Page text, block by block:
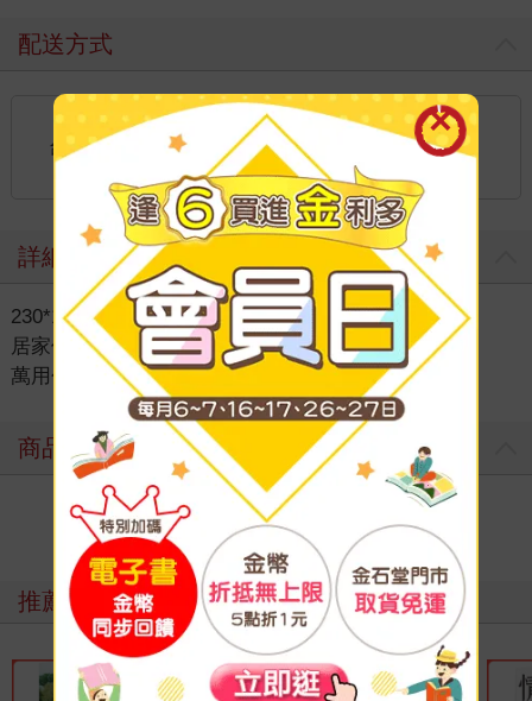
配送方式
台灣
國內宅配：本島、離島
到店取貨：
不限金額免運費
詳細資料
230*125*25mm
居家休閒
＞ 流行包袋 ＞ 流行女包
＞
萬用包/功能收納包
商品評價
寫評價
推薦必看